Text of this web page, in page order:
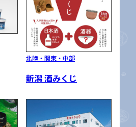
北陸・関東・中部
新潟 酒みくじ